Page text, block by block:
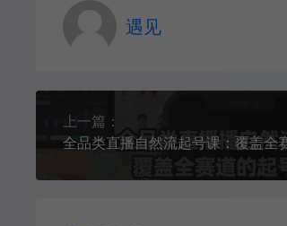
遇见
上一篇：